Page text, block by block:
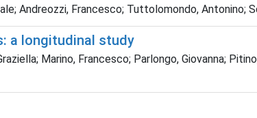
Andreozzi, Francesco; Tuttolomondo, Antonino;
a longitudinal study
Marino, Francesco; Parlongo, Giovanna;